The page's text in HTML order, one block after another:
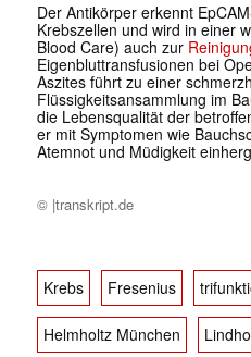
Der Antikörper erkennt
Krebszellen und wird in einer
Blood Care) auch zur
Eigenbluttransfusionen bei
Aszites führt zu einer
Flüssigkeitsansammlung im
die Lebensqualität der
er mit Symptomen wie
Atemnot und Müdigkeit
© |transkript.de
Krebs Fresenius
Helmholtz München